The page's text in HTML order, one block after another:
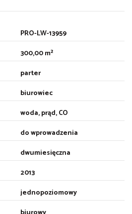
PRO-LW-13959
300,00 m²
parter
biurowiec
woda, prąd, CO
do wprowadzenia
dwumiesięczna
2013
jednopoziomowy